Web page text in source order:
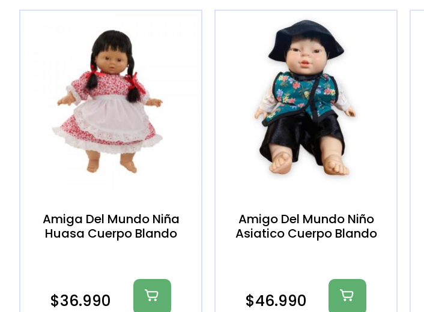
Amiga Del Mundo Niña
Huasa Cuerpo Blando
$36.990
Amigo Del Mundo Niño
Asiatico Cuerpo Blando
$46.990